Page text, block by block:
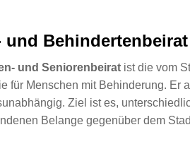
und Behindertenbeirat
und Seniorenbeirat ist die vom
für Menschen mit Behinderung. Er
Ziel ist es,
Belange gegenüber dem